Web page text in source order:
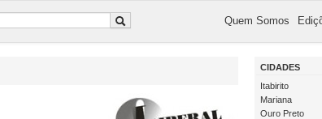
Quem Somos
CIDADES
Itabirito
Mariana
Ouro Preto